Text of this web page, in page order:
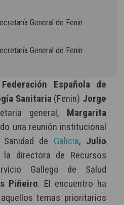
General de Fenin
General de Fenin
Federación Española de
Sanitaria(Fenin) Jorge
general, Margarita
una reunión institucional
de Galicia, Julio
directora de Recursos
Gallego de Salud
Piñeiro. El encuentro ha
temas prioritarios